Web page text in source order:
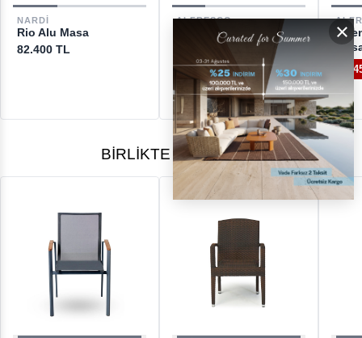
DESTEK
NARDI
Rio Alu Masa
82.400 TL
ALFRESCO
Teak Dikdörtgen Masa
121.900 TL
41.960 TL
BIRLIKTE ALINANLAR
×